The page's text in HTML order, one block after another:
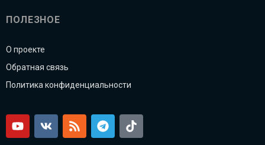
ПОЛЕЗНОЕ
О проекте
Обратная связь
Политика конфиденциальности